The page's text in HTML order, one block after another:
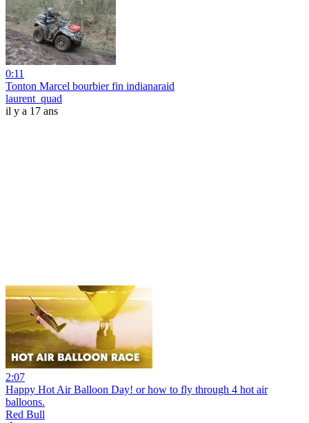
0:11
Tonton Marcel bourbier fin indianaraid
laurent_quad
il y a 17 ans
2:07
Happy Hot Air Balloon Day! or how to fly through 4 hot air
balloons.
Red Bull